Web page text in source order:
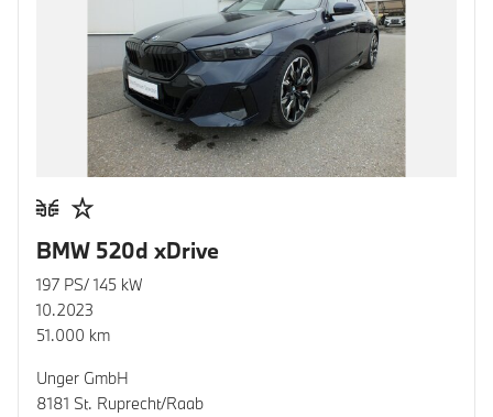
BMW 520d xDrive
197 PS/ 145 kW
10.2023
51.000 km
Unger GmbH
8181 St. Ruprecht/Raab